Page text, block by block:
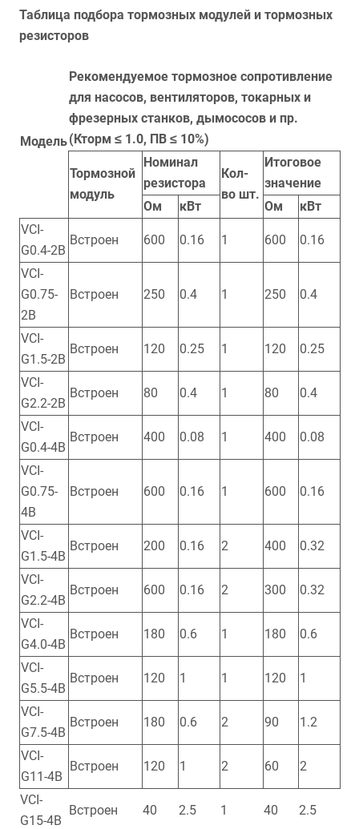
Таблица подбора тормозных модулей и тормозных
резисторов
Модель
Рекомендуемое тормозное сопротивление
для насосов, вентиляторов, токарных и
фрезерных станков, дымососов и пр.
(Кторм ≤ 1.0, ПВ ≤ 10%)
Тормозной
модуль
Номинал
резистора
Кол-
во шт.
Итоговое
значение
Ом
кВт Ом
кВт
VCI-
G0.4-2B
Встроен 600 0.16 1 600 0.16
VCI-
G0.75-
2B
Встроен 250 0.4 1 250 0.4
VCI-
G1.5-2B
Встроен 120 0.25 1 120 0.25
VCI-
G2.2-2B
Встроен 80 0.4 1 80 0.4
VCI-
G0.4-4B
Встроен 400 0.08 1 400 0.08
VCI-
G0.75-
4B
Встроен 600 0.16 1 600 0.16
VCI-
G1.5-4B
Встроен 200 0.16 2 400 0.32
VCI-
G2.2-4B
Встроен 600 0.16 2 300 0.32
VCI-
G4.0-4B
Встроен 180 0.6 1 180 0.6
VCI-
G5.5-4B
Встроен 120 1 1 120 1
VCI-
G7.5-4B
Встроен 180 0.6 2 90 1.2
VCI-
G11-4B
Встроен 120 1 2 60 2
VCI-
G15-4B
Встроен 40 2.5 1 40 2.5